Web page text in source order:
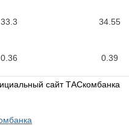
33.3 34.55
0.36 0.39
сайт ТАСкомбанка